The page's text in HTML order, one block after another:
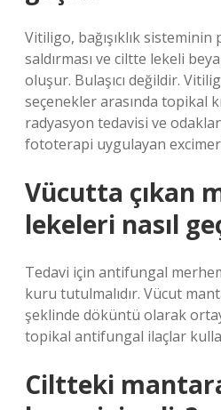
Vitiligo, bağışıklık
saldırması ve ciltte lekeli
oluşur. Bulaşıcı değildir.
seçenekler arasında topikal
radyasyon tedavisi ve
fototerapi uygulayan
Vücutta çıkan
lekeleri nasıl
Tedavi için antifungal
kuru tutulmalıdır. Vücut
şeklinde döküntü olarak
topikal antifungal ilaçlar
Ciltteki